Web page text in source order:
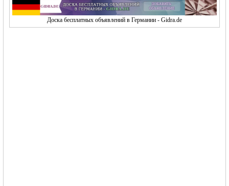
Доска бесплатных объявлений в Германии - Gidra.de